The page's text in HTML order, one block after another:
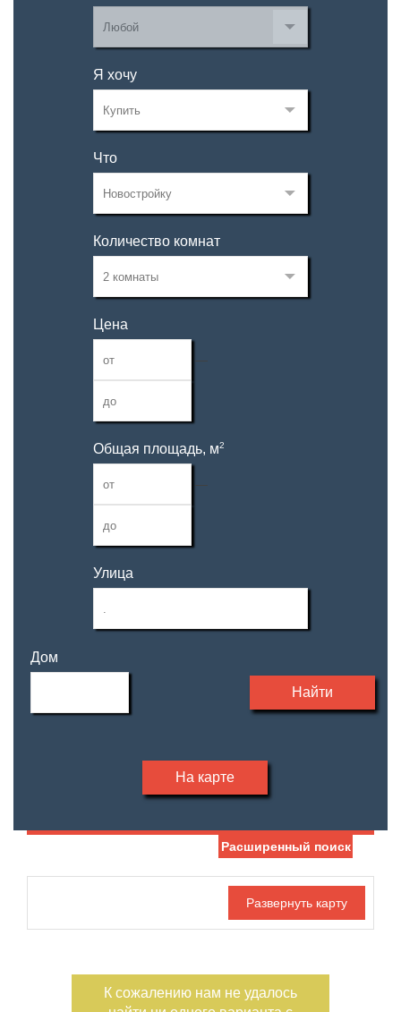
Я хочу
Что
Количество комнат
Цена
—
Общая площадь, м2
—
Улица
Дом
Найти
На карте
Жилая площадь
—
Площадь кухни
Этаж
Расширенный поиск
К сожалению нам не удалось